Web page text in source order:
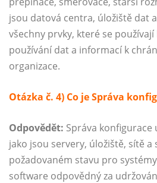
jsou datová centra, úložiště dat
všechny prvky, které se
používání dat a informací k
organizace.
Otázka č. 4) Co je Správa
Odpovědět: Správa
jako jsou servery, úložiště, sítě a
požadovaném stavu pro
software odpovědný za